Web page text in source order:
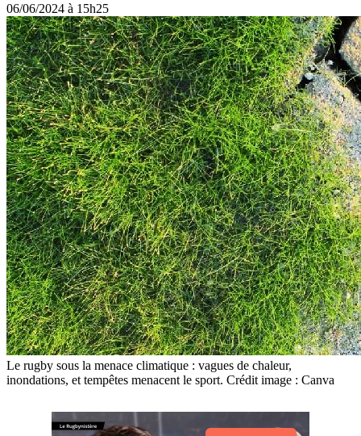
06/06/2024 à 15h25
Le rugby sous la menace climatique : vagues de chaleur,
inondations, et tempêtes menacent le sport. Crédit image : Canva